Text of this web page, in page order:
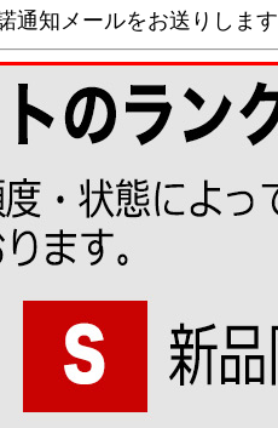
知メールをお送りします